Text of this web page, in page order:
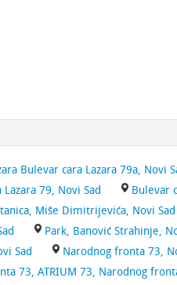
Bulevar cara Lazara 79a, Novi
79, Novi Sad
Bulevar
Miše Dimitrijevića, Novi Sad
Park, Banović Strahinje,
Sad
Narodnog fronta 73,
73, ATRIUM 73, Narodnog